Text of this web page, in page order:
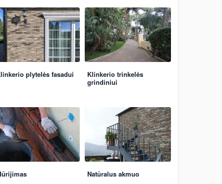
plytelės fasadui
Klinkerio trinkelės
grindiniui
Natūralus akmuo